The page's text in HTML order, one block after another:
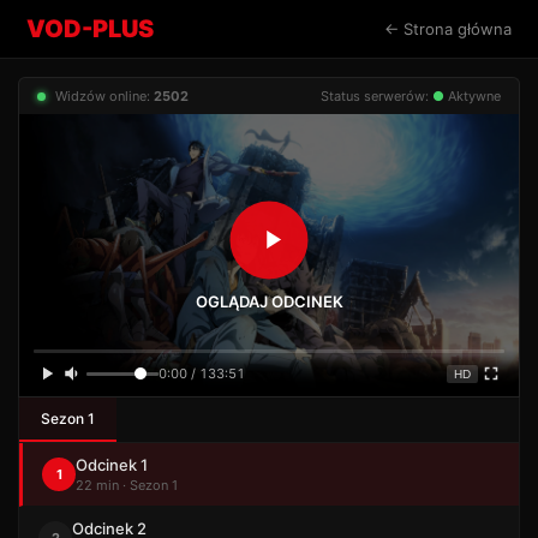
VOD-PLUS ← Strona główna
Widzów online: 2497 Status serwerów: ● Aktywne
OGLĄDAJ ODCINEK
0:00 / 133:51 HD
Sezon 1
1 Odcinek 1
22 min · Sezon 1
Odcinek 2